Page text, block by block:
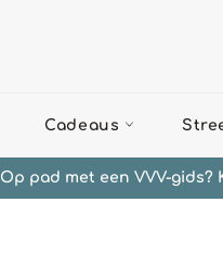
Cadeaus
Op pad met een VVV-gids?